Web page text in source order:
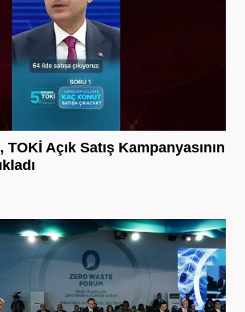
Açık Satış Kampanyasının